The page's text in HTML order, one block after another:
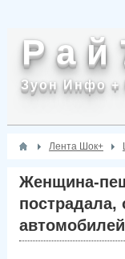
Р а й
Зуон Инфо +
Лента Шок+
Женщина-
пострадала,